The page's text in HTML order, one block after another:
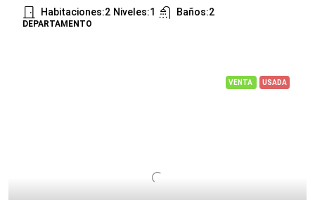
Habitaciones:2 Niveles:1 Baños:2
DEPARTAMENTO
VENTA USADA